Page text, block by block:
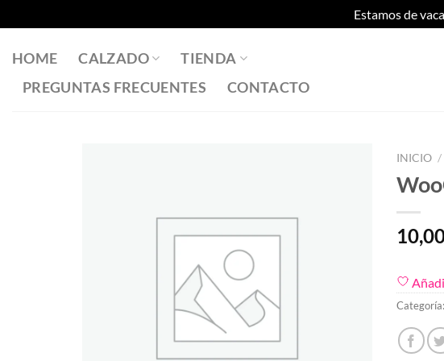
Estamos de
HOME CALZADO
TIENDA
PREGUNTAS FRECUENTES
CONTACTO
INICIO /
Categoría: